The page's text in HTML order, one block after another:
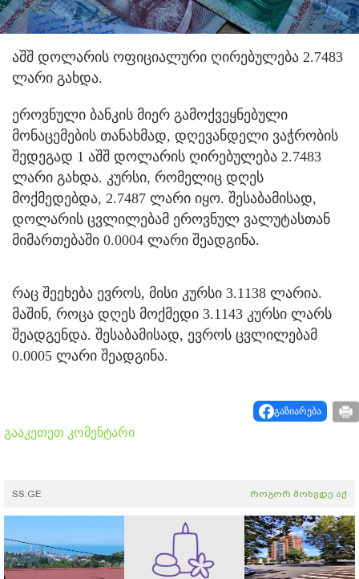
აშშ დოლარის ოფიციალური ღირებულება 2.7483
ლარი გახდა.
ეროვნული ბანკის მიერ გამოქვეყნებული
მონაცემების თანახმად, დღევანდელი ვაჭრობის
შედეგად 1 აშშ დოლარის ღირებულება 2.7483
ლარი გახდა. კურსი, რომელიც დღეს
მოქმედებდა, 2.7487 ლარი იყო. შესაბამისად,
დოლარის ცვლილებამ ეროვნულ ვალუტასთან
მიმართებაში 0.0004 ლარი შეადგინა.
რაც შეეხება ევროს, მისი კურსი 3.1138 ლარია.
მაშინ, როცა დღეს მოქმედი 3.1143 კურსი ლარს
შეადგენდა. შესაბამისად, ევროს ცვლილებამ
0.0005 ლარი შეადგინა.
გაზიარება
გააკეთეთ კომენტარი
SS.GE როგორ მოხვდე აქ